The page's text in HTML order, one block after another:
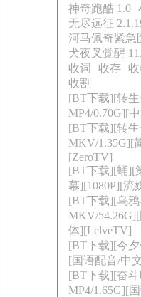
神奇跑酷 1.0
无尽远征
河马佩奇紧急
犬夜叉觉醒
收词
收存
收割
[BT下载][转
MP4/0.70G][
[BT下载][转
MKV/1.35G][
[ZeroTV]
[BT下载][蛹][
幕][1080P][流
[BT下载][乌
MKV/
体][LelveTV]
[BT下载][今
[国语配音/中
[BT下载][奋
MP4/1.65G][